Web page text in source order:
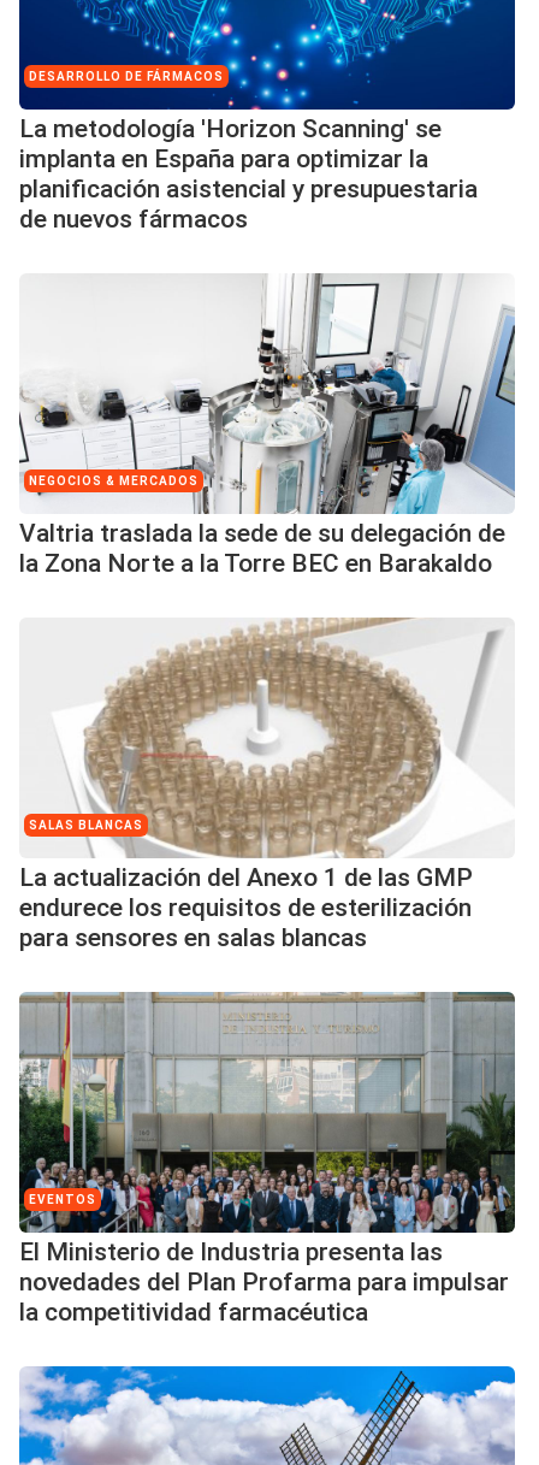
DESARROLLO DE FÁRMACOS
La metodología 'Horizon Scanning' se
implanta en España para optimizar la
planificación asistencial y presupuestaria
de nuevos fármacos
NEGOCIOS & MERCADOS
Valtria traslada la sede de su delegación de
la Zona Norte a la Torre BEC en Barakaldo
SALAS BLANCAS
La actualización del Anexo 1 de las GMP
endurece los requisitos de esterilización
para sensores en salas blancas
EVENTOS
El Ministerio de Industria presenta las
novedades del Plan Profarma para impulsar
la competitividad farmacéutica